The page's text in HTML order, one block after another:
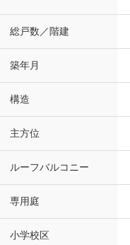
総戸数／階建
築年月
構造
主方位
ルーフバルコニー
専用庭
小学校区